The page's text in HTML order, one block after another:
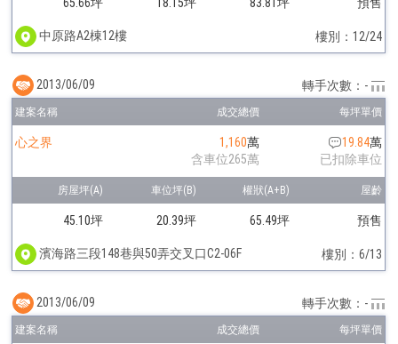
中原路A2棟12樓 樓別：12/24
心之界 1,160萬
含車位265萬
19.84萬
已扣除車位
45.10坪 20.39坪 65.49坪 預售
濱海路三段148巷與50弄交叉口C2-06F 樓別：6/13
2013/06/09 轉手次數：-
2013/06/09 轉手次數：-